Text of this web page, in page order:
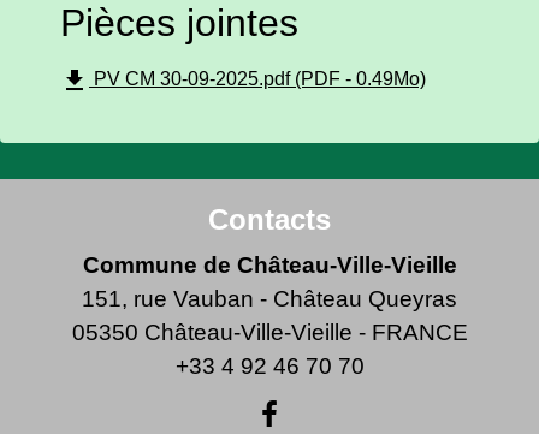
Pièces jointes
file_download PV CM 30-09-2025.pdf (PDF - 0.49Mo)
Contacts
Commune de Château-Ville-Vieille
151, rue Vauban - Château Queyras
05350 Château-Ville-Vieille - FRANCE
+33 4 92 46 70 70